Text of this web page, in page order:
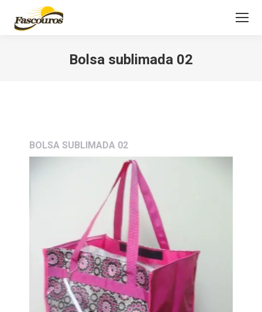
Bolsa sublimada 02
BOLSA SUBLIMADA 02